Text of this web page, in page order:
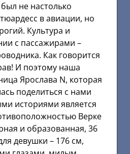
не настолько
в авиации, но
Культура и
с пассажирами –
Как говорится
И поэтому наша
Ярослава N, которая
поделиться с нами
историями является
Верке
и образованная, 36
девушки – 176 см,